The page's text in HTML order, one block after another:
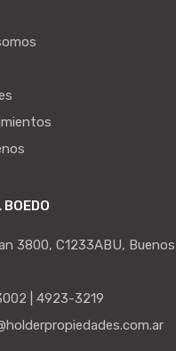
BOEDO
3800, C1233ABU, Buenos
| 4923-3219